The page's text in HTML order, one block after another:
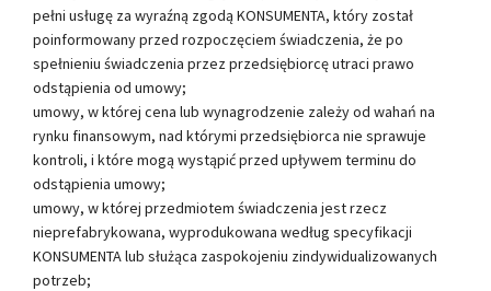
pełni usługę za wyraźną zgodą KONSUMENTA, który został
poinformowany przed rozpoczęciem świadczenia, że po
spełnieniu świadczenia przez przedsiębiorcę utraci prawo
odstąpienia od umowy;
umowy, w której cena lub wynagrodzenie zależy od wahań na
rynku finansowym, nad którymi przedsiębiorca nie sprawuje
kontroli, i które mogą wystąpić przed upływem terminu do
odstąpienia umowy;
umowy, w której przedmiotem świadczenia jest rzecz
nieprefabrykowana, wyprodukowana według specyfikacji
KONSUMENTA lub służąca zaspokojeniu zindywidualizowanych
potrzeb;